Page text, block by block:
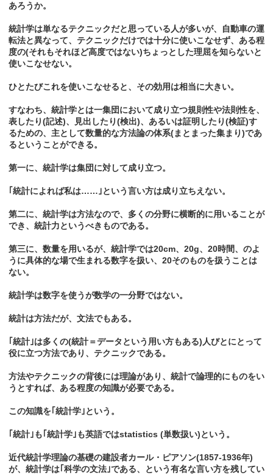
あろうか。
統計学は単なるテクニックだと思っている人が多いが、自動車の運
転法と異なって、テクニックだけでは十分に使いこなせず、ある程
度の(それもそれほど高度ではない)ちょっとした理屈を知らないと
使いこなせない。
ひとたびこれを使いこなせると、その効用は相当に大きい。
すなわち、統計学とは一集団において成り立つ規則性や法則性を、
表したり(記述)、見出したり(検出)、あるいは証明したり(検証)す
るための、主として数量的な方法論の体系(まとまった集まり)であ
るということができる。
第一に、統計学は集団に対して成り立つ。
｢統計によれば私は……｣という言い方は成り立ちえない。
第二に、統計学は方法なので、多くの分野に横断的に用いることが
でき、統計力というべきものである。
第三に、数量を用いるが、統計学では20cm、20g、20時間、のよ
うに具体的な場で生まれる数字を扱い、20そのものを扱うことは
ない。
統計学は数字を使うが数学の一分野ではない。
統計は方法だが、文法でもある。
｢統計｣は多くの(統計＝データという用い方もある)人びとにとって
役に立つ方法であり、テクニックである。
方法やテクニックの背後には理論があり、統計で論理的にものをい
うとすれば、ある程度の知識が必要である。
この知識を｢統計学｣という。
｢統計｣も｢統計学｣も英語ではstatistics (単数扱い)という。
近代統計学理論の基礎の建設者カール・ピアソン(1857-1936年)
が、統計学は｢科学の文法｣である、という有名な言い方を残してい